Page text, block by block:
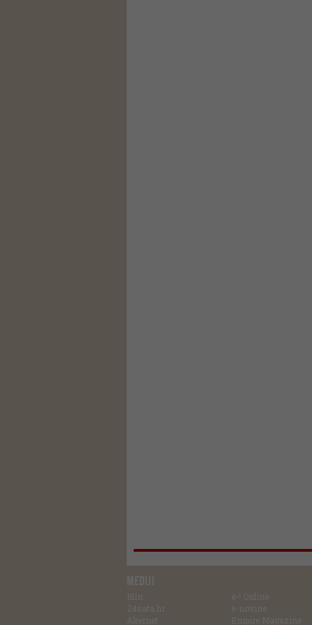
MEDIJI
Blin
24sata.hr
Alternet
e-! Online
e-novine
Empire Magazine